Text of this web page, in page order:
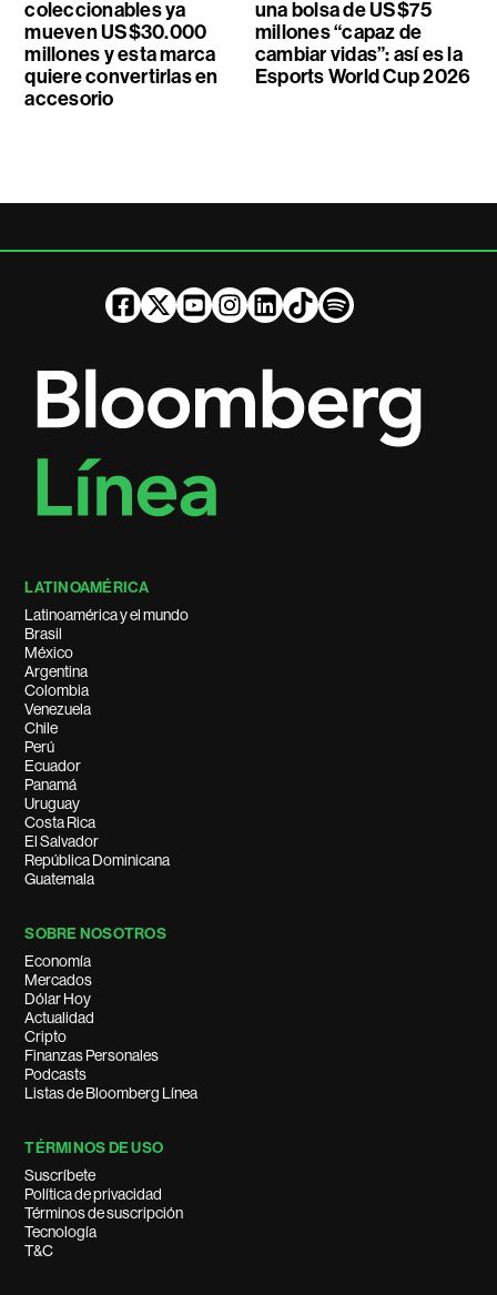
coleccionables ya
mueven US$30.000
millones y esta marca
quiere convertirlas en
accesorio
una bolsa de US$75
millones “capaz de
cambiar vidas”: así es la
Esports World Cup 2026
LATINOAMÉRICA
Latinoamérica y el mundo
Brasil
México
Argentina
Colombia
Venezuela
Chile
Perú
Ecuador
Panamá
Uruguay
Costa Rica
El Salvador
República Dominicana
Guatemala
SOBRE NOSOTROS
Economía
Mercados
Dólar Hoy
Actualidad
Cripto
Finanzas Personales
Podcasts
Listas de Bloomberg Línea
TÉRMINOS DE USO
Suscríbete
Política de privacidad
Términos de suscripción
Tecnología
T&C